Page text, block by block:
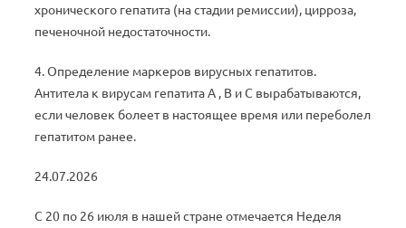
хронического гепатита (на стадии ремиссии), цирроза,
печеночной недостаточности.
4. Определение маркеров вирусных гепатитов.
Антитела к вирусам гепатита А , В и С вырабатываются,
если человек болеет в настоящее время или переболел
гепатитом ранее.
24.07.2026
С 20 по 26 июля в нашей стране отмечается Неделя